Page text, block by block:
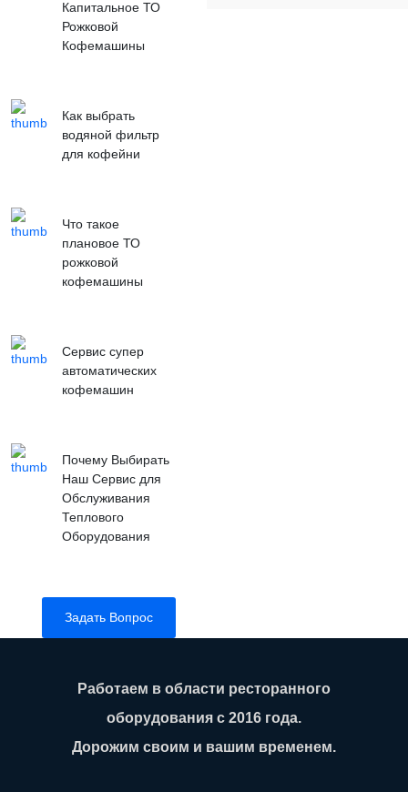
Капитальное ТО
Рожковой
Кофемашины
Как выбрать
водяной фильтр
для кофейни
Что такое
плановое ТО
рожковой
кофемашины
Сервис супер
автоматических
кофемашин
Почему Выбирать
Наш Сервис для
Обслуживания
Теплового
Оборудования
Задать Вопрос
Работаем в области ресторанного
оборудования с 2016 года.
Дорожим своим и вашим временем.